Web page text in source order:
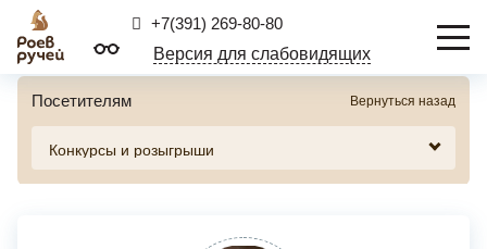
+7(391) 269-80-80
Версия для слабовидящих
Посетителям Вернуться назад